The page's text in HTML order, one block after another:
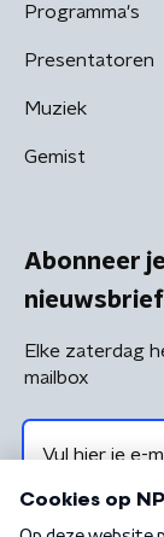
Programma's
Presentatoren
Muziek
Gemist
Abonneer
nieuwsbrief
Elke zaterdag
mailbox